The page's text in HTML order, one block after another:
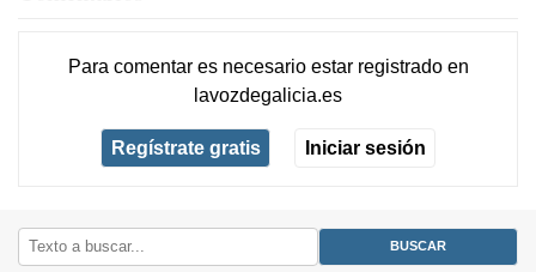
Para comentar es necesario estar registradoen
lavozdegalicia.es
Regístrate gratis Iniciar sesión